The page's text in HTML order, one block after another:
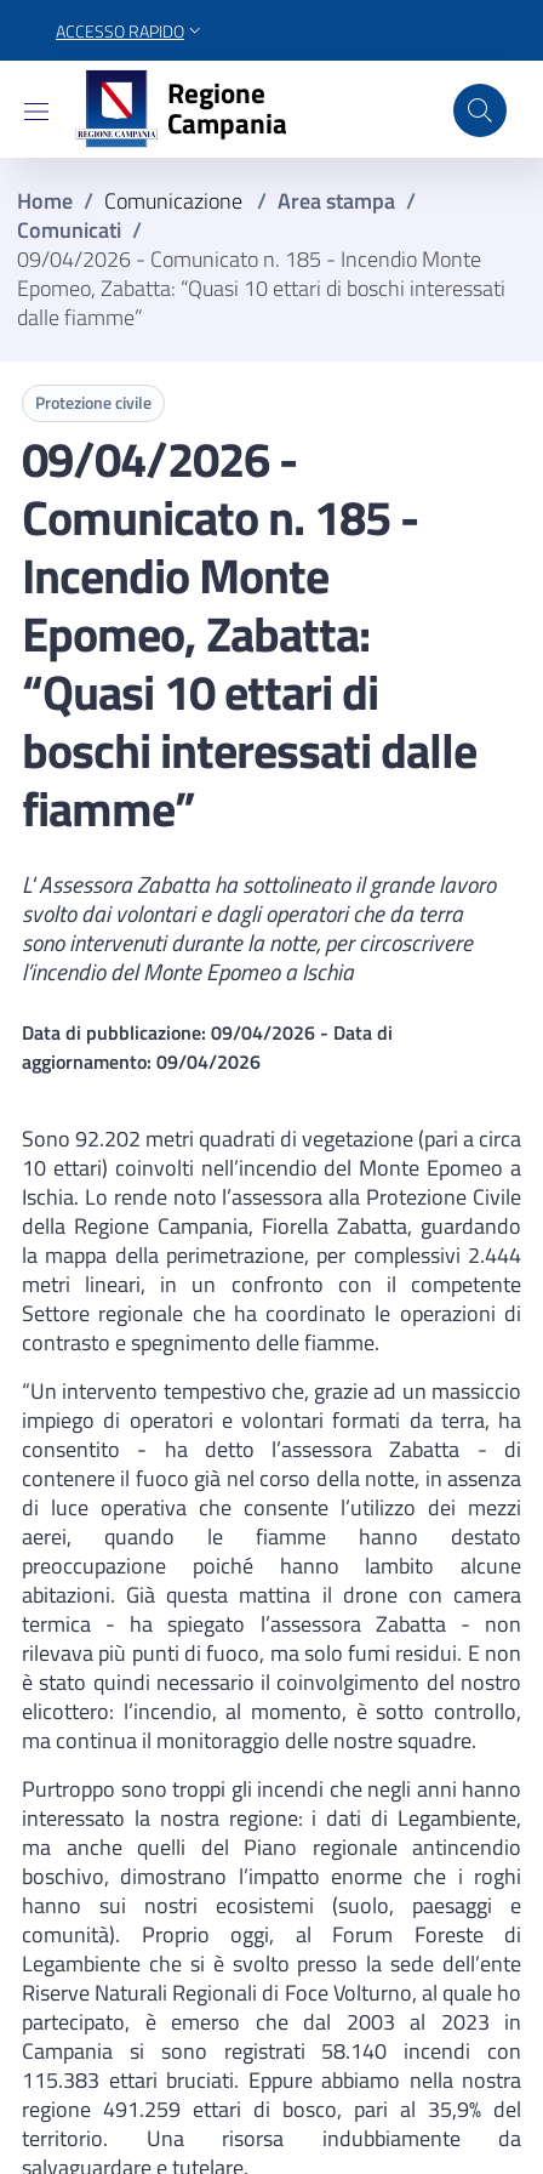
ACCESSO RAPIDO
Regione Campania
Regione
Campania
Home / Comunicazione / Area stampa /
Comunicati /
09/04/2026 - Comunicato n. 185 - Incendio Monte
Epomeo, Zabatta: “Quasi 10 ettari di boschi interessati
dalle fiamme”
Protezione civile
09/04/2026 -
Comunicato n. 185 -
Incendio Monte
Epomeo, Zabatta:
“Quasi 10 ettari di
boschi interessati dalle
fiamme”
L' Assessora Zabatta ha sottolineato il grande lavoro
svolto dai volontari e dagli operatori che da terra
sono intervenuti durante la notte, per circoscrivere
l’incendio del Monte Epomeo a Ischia
Data di pubblicazione: 09/04/2026 - Data di
aggiornamento: 09/04/2026
Sono 92.202 metri quadrati di vegetazione (pari a circa
10 ettari) coinvolti nell’incendio del Monte Epomeo a
Ischia. Lo rende noto l’assessora alla Protezione Civile
della Regione Campania, Fiorella Zabatta, guardando
la mappa della perimetrazione, per complessivi 2.444
metri lineari, in un confronto con il competente
Settore regionale che ha coordinato le operazioni di
contrasto e spegnimento delle fiamme.
“Un intervento tempestivo che, grazie ad un massiccio
impiego di operatori e volontari formati da terra, ha
consentito - ha detto l’assessora Zabatta - di
contenere il fuoco già nel corso della notte, in assenza
di luce operativa che consente l’utilizzo dei mezzi
aerei, quando le fiamme hanno destato
preoccupazione poiché hanno lambito alcune
abitazioni. Già questa mattina il drone con camera
termica - ha spiegato l’assessora Zabatta - non
rilevava più punti di fuoco, ma solo fumi residui. E non
è stato quindi necessario il coinvolgimento del nostro
elicottero: l’incendio, al momento, è sotto controllo,
ma continua il monitoraggio delle nostre squadre.
Purtroppo sono troppi gli incendi che negli anni hanno
interessato la nostra regione: i dati di Legambiente,
ma anche quelli del Piano regionale antincendio
boschivo, dimostrano l’impatto enorme che i roghi
hanno sui nostri ecosistemi (suolo, paesaggi e
comunità). Proprio oggi, al Forum Foreste di
Legambiente che si è svolto presso la sede dell’ente
Riserve Naturali Regionali di Foce Volturno, al quale ho
partecipato, è emerso che dal 2003 al 2023 in
Campania si sono registrati 58.140 incendi con
115.383 ettari bruciati. Eppure abbiamo nella nostra
regione 491.259 ettari di bosco, pari al 35,9% del
territorio. Una risorsa indubbiamente da
salvaguardare e tutelare.